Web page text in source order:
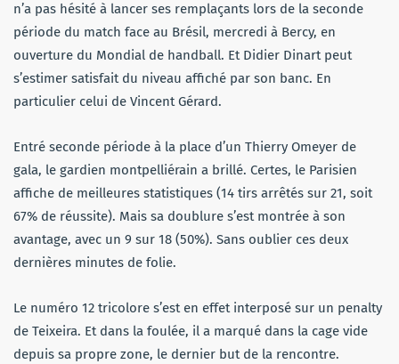
n’a pas hésité à lancer ses remplaçants lors de la seconde
période du match face au Brésil, mercredi à Bercy, en
ouverture du Mondial de handball. Et Didier Dinart peut
s’estimer satisfait du niveau affiché par son banc. En
particulier celui de Vincent Gérard.
Entré seconde période à la place d’un Thierry Omeyer de
gala, le gardien montpelliérain a brillé. Certes, le Parisien
affiche de meilleures statistiques (14 tirs arrêtés sur 21, soit
67% de réussite). Mais sa doublure s’est montrée à son
avantage, avec un 9 sur 18 (50%). Sans oublier ces deux
dernières minutes de folie.
Le numéro 12 tricolore s’est en effet interposé sur un penalty
de Teixeira. Et dans la foulée, il a marqué dans la cage vide
depuis sa propre zone, le dernier but de la rencontre.